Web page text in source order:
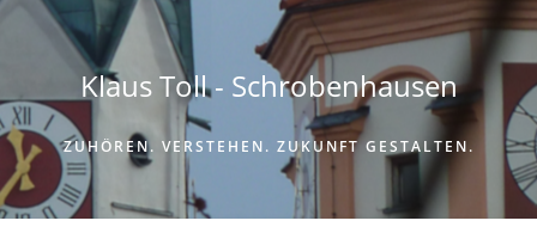
Klaus Toll - Schrobenhausen
ZUHÖREN. VERSTEHEN. ZUKUNFT GESTALTEN.